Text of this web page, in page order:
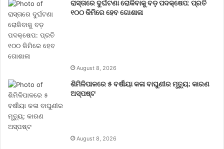
ରାସ୍ତାରେ ଦୁର୍ଘଟଣା ରୋକିବାକୁ ବଡ଼ ପଦକ୍ଷେପ: ପ୍ରତି
୧୦୦ କିମିରେ ହେବ ଗୋଶାଳା
August 8, 2026
ଶିମିଳିପାଳରେ ୫ ବର୍ଷୀୟା କଳା ବାଘୁଣୀର ମୃତ୍ୟୁ; କାରଣ
ଅସ୍ପଷ୍ଟ
August 8, 2026